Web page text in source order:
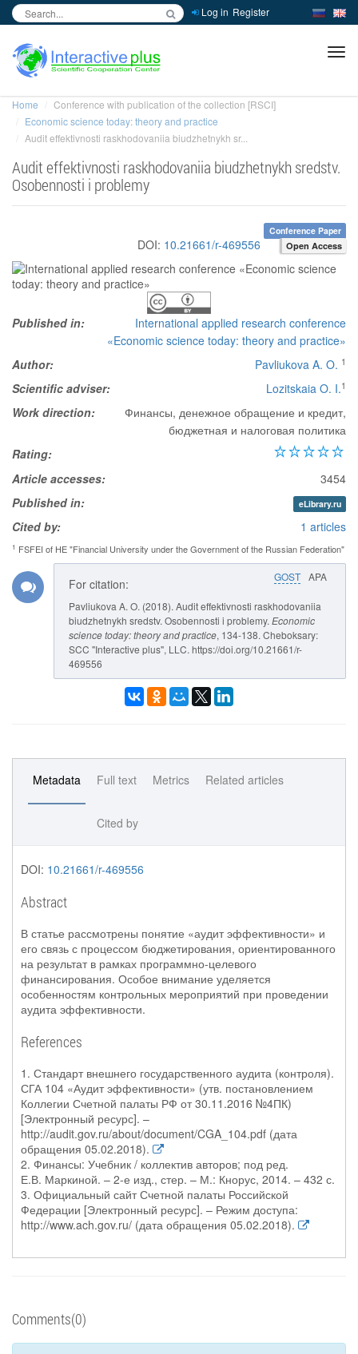
Log in Register
Home
Conference with publication of the collection [RSCI]
Economic science today: theory and practice
Audit effektivnosti raskhodovaniia biudzhetnykh sr...
Audit effektivnosti raskhodovaniia biudzhetnykh sredstv.
Osobennosti i problemy
Conference Paper
DOI: 10.21661/r-469556 Open Access
Published in:
International applied research conference
«Economic science today: theory and practice»
Author:
Pavliukova A. O. 1
Scientific adviser: Lozitskaia O. I.1
Work direction:
Финансы, денежное обращение и кредит,
бюджетная и налоговая политика
Rating:
Article accesses:
3454
Published in:
eLibrary.ru
Cited by: 1 articles
1 FSFEI of HE "Financial University under the Government of the Russian Federation"
GOST APA
For citation:
Pavliukova A. O. (2018). Audit effektivnosti raskhodovaniia
biudzhetnykh sredstv. Osobennosti i problemy. Economic
science today: theory and practice, 134-138. Cheboksary:
SCC "Interactive plus", LLC. https://doi.org/10.21661/r-
469556
Metadata Full text Metrics Related articles
Cited by
DOI: 10.21661/r-469556
Abstract
В статье рассмотрены понятие «аудит эффективности» и
его связь с процессом бюджетирования, ориентированного
на результат в рамках программно-целевого
финансирования. Особое внимание уделяется
особенностям контрольных мероприятий при проведении
аудита эффективности.
References
1. Стандарт внешнего государственного аудита (контроля).
СГА 104 «Аудит эффективности» (утв. постановлением
Коллегии Счетной палаты РФ от 30.11.2016 №4ПК)
[Электронный ресурс]. –
http://audit.gov.ru/about/document/CGA_104.pdf (дата
обращения 05.02.2018).
2. Финансы: Учебник / коллектив авторов; под ред.
Е.В. Маркиной. – 2-е изд., стер. – М.: Кнорус, 2014. – 432 с.
3. Официальный сайт Счетной палаты Российской
Федерации [Электронный ресурс]. – Режим доступа:
http://www.ach.gov.ru/ (дата обращения 05.02.2018).
Comments(0)